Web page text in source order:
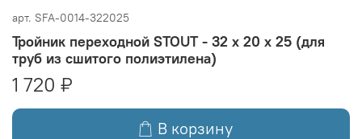
арт. SFA-0014-322025
Тройник переходной STOUT - 32 x 20 x 25 (для
труб из сшитого полиэтилена)
1 720 ₽
В корзину